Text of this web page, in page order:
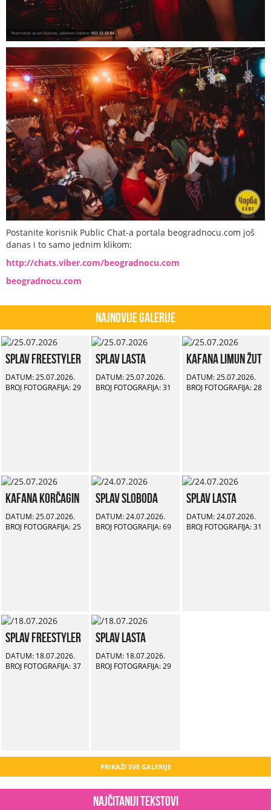
Postanite korisnik Public Chat-a portala beogradnocu.com još
danas i to samo jednim klikom:
http://chats.viber.com/beogradnocu.com
beogradnocu.com
Najnovije Galerije
Splav Freestyler
DATUM: 25.07.2026.
BROJ FOTOGRAFIJA: 29
Splav Lasta
DATUM: 25.07.2026.
BROJ FOTOGRAFIJA: 31
Kafana Limun Žut
DATUM: 25.07.2026.
BROJ FOTOGRAFIJA: 28
Kafana Korčagin
DATUM: 25.07.2026.
BROJ FOTOGRAFIJA: 25
Splav Sloboda
DATUM: 24.07.2026.
BROJ FOTOGRAFIJA: 69
Splav Lasta
DATUM: 24.07.2026.
BROJ FOTOGRAFIJA: 31
Splav Freestyler
DATUM: 18.07.2026.
BROJ FOTOGRAFIJA: 37
Splav Lasta
DATUM: 18.07.2026.
BROJ FOTOGRAFIJA: 29
PRIKAŽI SVE GALERIJE
Najčitaniji tekstovi